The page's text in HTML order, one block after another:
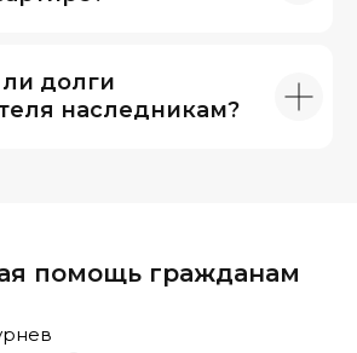
долги
наследникам?
помощь гражданам